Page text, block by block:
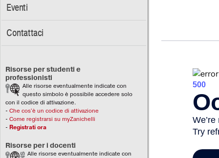
Eventi
Contattaci
Risorse per studenti e
professionisti
Alle risorse eventualmente indicate con
questo simbolo è possibile accedere solo
con il codice di attivazione.
- Che cos'è un codice di attivazione
- Come registrarsi su myZanichelli
- Registrati ora
Risorse per i docenti
Alle risorse eventualmente indicate con